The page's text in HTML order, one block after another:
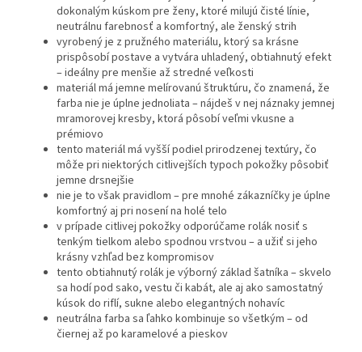
dokonalým kúskom pre ženy, ktoré milujú čisté línie,
neutrálnu farebnosť a komfortný, ale ženský strih
vyrobený je z pružného materiálu, ktorý sa krásne
prispôsobí postave a vytvára uhladený, obtiahnutý efekt
– ideálny pre menšie až stredné veľkosti
materiál má jemne melírovanú štruktúru, čo znamená, že
farba nie je úplne jednoliata – nájdeš v nej náznaky jemnej
mramorovej kresby, ktorá pôsobí veľmi vkusne a
prémiovo
tento materiál má vyšší podiel prirodzenej textúry, čo
môže pri niektorých citlivejších typoch pokožky pôsobiť
jemne drsnejšie
nie je to však pravidlom – pre mnohé zákazníčky je úplne
komfortný aj pri nosení na holé telo
v prípade citlivej pokožky odporúčame rolák nosiť s
tenkým tielkom alebo spodnou vrstvou – a užiť si jeho
krásny vzhľad bez kompromisov
tento obtiahnutý rolák je výborný základ šatníka – skvelo
sa hodí pod sako, vestu či kabát, ale aj ako samostatný
kúsok do riflí, sukne alebo elegantných nohavíc
neutrálna farba sa ľahko kombinuje so všetkým – od
čiernej až po karamelové a pieskov